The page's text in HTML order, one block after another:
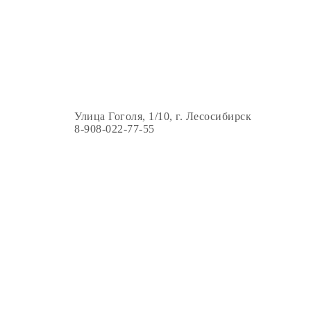
Улица Гоголя, 1/10, г. Лесосибирск
8-908-022-77-55